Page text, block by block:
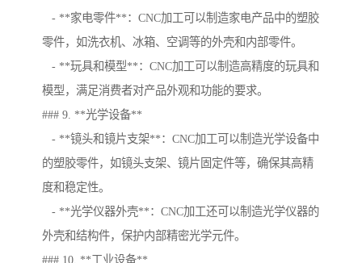
- **家电零件**：CNC加工可以制造家电产品中的塑胶
零件，如洗衣机、冰箱、空调等的外壳和内部零件。
- **玩具和模型**：CNC加工可以制造高精度的玩具和
模型，满足消费者对产品外观和功能的要求。
### 9. **光学设备**
- **镜头和镜片支架**：CNC加工可以制造光学设备中
的塑胶零件，如镜头支架、镜片固定件等，确保其高精
度和稳定性。
- **光学仪器外壳**：CNC加工还可以制造光学仪器的
外壳和结构件，保护内部精密光学元件。
### 10. **工业设备**